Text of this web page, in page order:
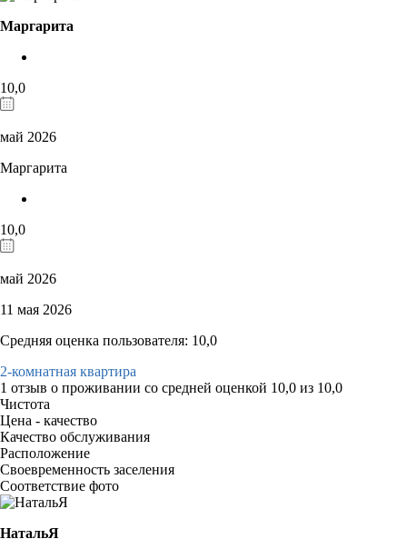
Маргарита
10,0
май 2026
Маргарита
10,0
май 2026
11 мая 2026
Средняя оценка пользователя: 10,0
2-комнатная квартира
1 отзыв о проживании со средней оценкой 10,0 из 10,0
Чистота
Цена - качество
Качество обслуживания
Расположение
Своевременность заселения
Соответствие фото
НатальЯ